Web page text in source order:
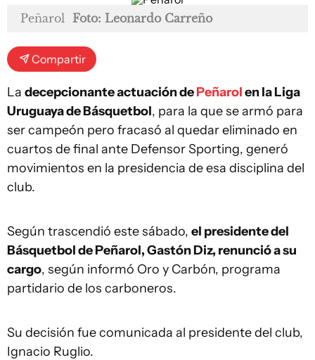
Peñarol Foto: Leonardo Carreño
Compartir
La decepcionante actuación dePeñarolen la Liga
Uruguaya de Básquetbol, para la que se armó para
ser campeón pero fracasó al quedar eliminado en
cuartos de final ante Defensor Sporting, generó
movimientos en la presidencia de esa disciplina del
club.
Según trascendió este sábado, el presidente del
Básquetbol de Peñarol, Gastón Diz, renunció a su
cargo, según informó Oro y Carbón, programa
partidario de los carboneros.
Su decisión fue comunicada al presidente del club,
Ignacio Ruglio.